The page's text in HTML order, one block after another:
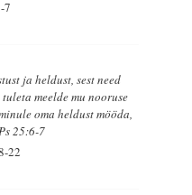
7
ja heldust, sest need
meelde mu nooruse
oma heldust mööda,
25:6-7
22